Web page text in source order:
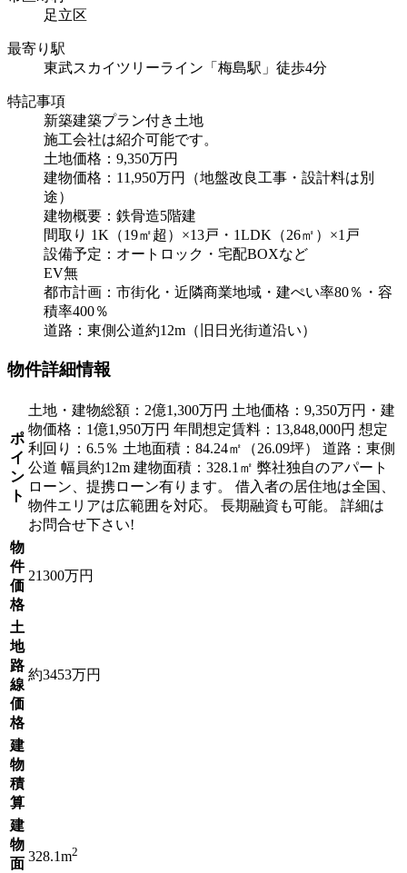
足立区
最寄り駅
東武スカイツリーライン「梅島駅」徒歩4分
特記事項
新築建築プラン付き土地
施工会社は紹介可能です。
土地価格：9,350万円
建物価格：11,950万円（地盤改良工事・設計料は別
途）
建物概要：鉄骨造5階建
間取り 1K（19㎡超）×13戸・1LDK（26㎡）×1戸
設備予定：オートロック・宅配BOXなど
EV無
都市計画：市街化・近隣商業地域・建ぺい率80％・容
積率400％
道路：東側公道約12m（旧日光街道沿い）
物件詳細情報
ポ
イ
ン
ト
土地・建物総額：2億1,300万円 土地価格：9,350万円・建
物価格：1億1,950万円 年間想定賃料：13,848,000円 想定
利回り：6.5％ 土地面積：84.24㎡（26.09坪） 道路：東側
公道 幅員約12m 建物面積：328.1㎡ 弊社独自のアパート
ローン、提携ローン有ります。 借入者の居住地は全国、
物件エリアは広範囲を対応。 長期融資も可能。 詳細は
お問合せ下さい!
物
件
価
格
21300万円
土
地
路
線
価
格
約3453万円
建
物
積
算
建
物
面 328.1m2